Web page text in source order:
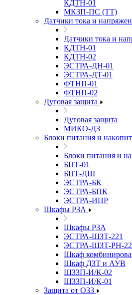
КДТН-01
МКЗП-ПС (ТТ)
Датчики тока и
Датчики тока и
КДТН-01
КДТН-02
ЭСТРА-ДН-01
ЭСТРА-ДТ-01
ФТНП-01
ФТНП-02
Дуговая защита
Дуговая защита
МИКО-ДЗ
Блоĸи питания и
Блоĸи питания и
БПТ-01
БПТ-ДШ
ЭСТРА-БК
ЭСТРА-БПК
ЭСТРА-ИПР
Шкафы РЗА
Шкафы РЗА
ЭСТРА-ШЗТ-221
ЭСТРА-ШЗТ-РН-
Шкаф
Шкаф ДЗТ и АУВ
ШЗЗП-И/К-02
ШЗЗП-И/К-01
Защита от ОЗЗ